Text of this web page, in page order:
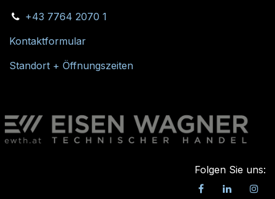
+43 7764 2070 1
Kontaktformular
Standort + Öffnungszeiten
Folgen Sie uns: